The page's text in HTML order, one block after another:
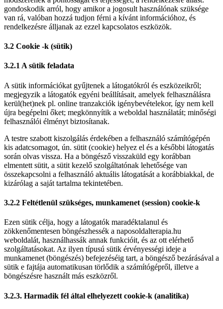
gondoskodik arról, hogy amikor a jogosult használónak szüksége
van rá, valóban hozzá tudjon férni a kívánt információhoz, és
rendelkezésre álljanak az ezzel kapcsolatos eszközök.
3.2 Cookie -k (sütik)
3.2.1 A sütik feladata
A sütik információkat gyűjtenek a látogatókról és eszközeikről;
megjegyzik a látogatók egyéni beállításait, amelyek felhasználásra
kerül(het)nek pl. online tranzakciók igénybevételekor, így nem kell
újra begépelni őket; megkönnyítik a weboldal használatát; minőségi
felhasználói élményt biztosítanak.
A testre szabott kiszolgálás érdekében a felhasználó számítógépén
kis adatcsomagot, ún. sütit (cookie) helyez el és a későbbi látogatás
során olvas vissza. Ha a böngésző visszaküld egy korábban
elmentett sütit, a sütit kezelő szolgáltatónak lehetősége van
összekapcsolni a felhasználó aktuális látogatását a korábbiakkal, de
kizárólag a saját tartalma tekintetében.
3.2.2 Feltétlenül szükséges, munkamenet (session) cookie-k
Ezen sütik célja, hogy a látogatók maradéktalanul és
zökkenőmentesen böngészhessék a naposoldalterapia.hu
weboldalát, használhassák annak funkcióit, és az ott elérhető
szolgáltatásokat. Az ilyen típusú sütik érvényességi ideje a
munkamenet (böngészés) befejezéséig tart, a böngésző bezárásával a
sütik e fajtája automatikusan törlődik a számítógépről, illetve a
böngészésre használt más eszközről.
3.2.3. Harmadik fél által elhelyezett cookie-k (analitika)